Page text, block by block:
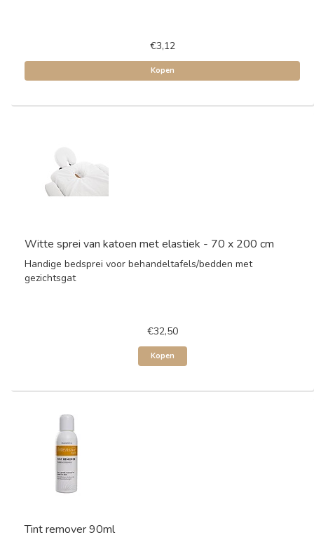
€3,12
Kopen
Witte sprei van katoen met elastiek - 70 x 200 cm
Handige bedsprei voor behandeltafels/bedden met
gezichtsgat
€32,50
Kopen
Tint remover 90ml